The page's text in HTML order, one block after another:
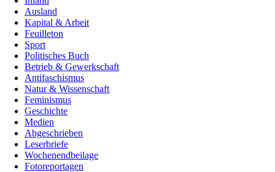
Ausland
Kapital & Arbeit
Feuilleton
Sport
Politisches Buch
Betrieb & Gewerkschaft
Antifaschismus
Natur & Wissenschaft
Feminismus
Geschichte
Medien
Abgeschrieben
Leserbriefe
Wochenendbeilage
Fotoreportagen